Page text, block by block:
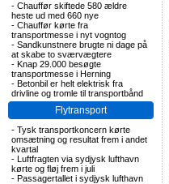
- Chauffør skiftede 580 ældre
heste ud med 660 nye
- Chauffør kørte fra
transportmesse i nyt vogntog
- Sandkunstnere brugte ni dage på
at skabe to sværvægtere
- Knap 29.000 besøgte
transportmesse i Herning
- Betonbil er helt elektrisk fra
drivline og tromle til transportbånd
Flytransport
- Tysk transportkoncern kørte
omsætning og resultat frem i andet
kvartal
- Luftfragten via sydjysk lufthavn
kørte og fløj frem i juli
- Passagertallet i sydjysk lufthavn